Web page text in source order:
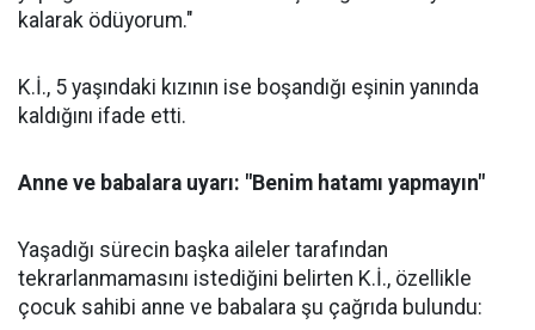
kalarak ödüyorum."
K.İ., 5 yaşındaki kızının ise boşandığı eşinin yanında
kaldığını ifade etti.
Anne ve babalara uyarı: "Benim hatamı yapmayın"
Yaşadığı sürecin başka aileler tarafından
tekrarlanmamasını istediğini belirten K.İ., özellikle
çocuk sahibi anne ve babalara şu çağrıda bulundu: